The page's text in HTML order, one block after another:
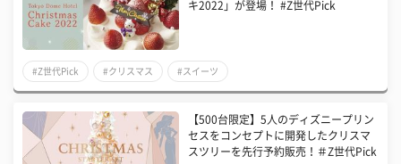
キ2022」が登場！ #Z世代Pick
#Z世代Pick #クリスマス #スイーツ
【500台限定】5人のディズニープリン
セスをコンセプトに開発したクリスマ
スツリーを先行予約販売！＃Z世代Pick